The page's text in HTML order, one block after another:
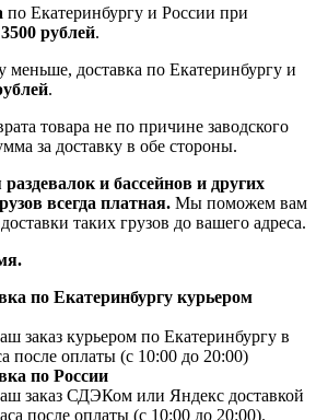
по Екатеринбургу и России при
3500 рублей.
доставка по Екатеринбургу и
.
товара не по причине заводского
за доставку в обе стороны.
и бассейнов и других
всегда платная. Мы поможем вам
таких грузов до вашего адреса.
по Екатеринбургу курьером
заказ курьером по Екатеринбургу в
после оплаты (с 10:00 до 20:00)
по России
заказ СДЭКом или Яндекс доставкой
после оплаты (с 10:00 до 20:00).